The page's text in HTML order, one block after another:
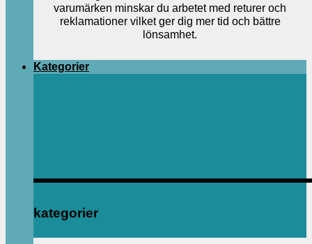
varumärken minskar du arbetet med returer och
reklamationer vilket ger dig mer tid och bättre
lönsamhet.
Kategorier
kategorier